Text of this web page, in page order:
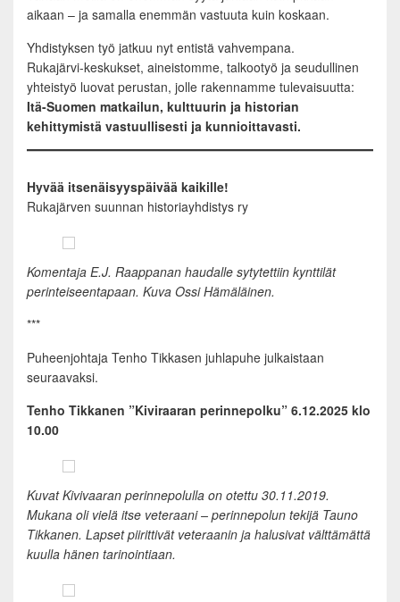
aikaan – ja samalla enemmän vastuuta kuin koskaan.
Yhdistyksen työ jatkuu nyt entistä vahvempana.
Rukajärvi-keskukset, aineistomme, talkootyö ja seudullinen
yhteistyö luovat perustan, jolle rakennamme tulevaisuutta:
Itä-Suomen matkailun, kulttuurin ja historian
kehittymistä vastuullisesti ja kunnioittavasti.
Hyvää itsenäisyyspäivää kaikille!
Rukajärven suunnan historiayhdistys ry
Komentaja E.J. Raappanan haudalle sytytettiin kynttilät
perinteiseentapaan. Kuva Ossi Hämäläinen.
***
Puheenjohtaja Tenho Tikkasen juhlapuhe julkaistaan
seuraavaksi.
Tenho Tikkanen ”Kiviraaran perinnepolku” 6.12.2025 klo
10.00
Kuvat Kivivaaran perinnepolulla on otettu 30.11.2019.
Mukana oli vielä itse veteraani – perinnepolun tekijä Tauno
Tikkanen. Lapset piirittivät veteraanin ja halusivat välttämättä
kuulla hänen tarinointiaan.